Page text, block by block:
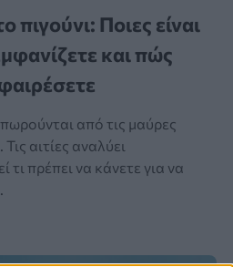
πιγούνι: Ποιες είναι
και πώς
από τις μαύρες
αιτίες αναλύει
τι πρέπει να κάνετε για να